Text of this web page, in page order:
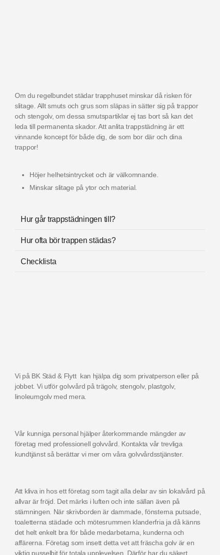
Om du regelbundet städar trapphuset minskar då risken för
slitage. Allt smuts och grus som släpas in sätter sig på trappor
och stengolv, om dessa smutspartiklar ej tas bort så kan det
leda till permanenta skador. Att anlita trappstädning är ett
vinnande koncept för både dig, de som bor där och dina
trappor!
Höjer helhetsintrycket och är välkomnande.
Minskar slitage på ytor och material.
Hur går trappstädningen till?
Hur ofta bör trappen städas?
Checklista
Vi på BK Städ & Flytt kan hjälpa dig som privatperson eller på
jobbet. Vi utför golvvård på trägolv, stengolv, plastgolv,
linoleumgolv med mera.
Vår kunniga personal hjälper återkommande mängder av
företag med professionell golvvård. Kontakta vår trevliga
kundtjänst så berättar vi mer om våra golvvårdsstjänster.
Att kliva in hos ett företag som tagit alla delar av sin lokalvård på
allvar är fröjd. Det märks i luften och inte sällan även på
stämningen. När skrivborden är dammade, fönsterna putsade,
toaletterna städade och mötesrummen klanderfria ja då känns
det helt enkelt bra för både medarbetarna, kunderna och
affärerna. Företag som insett detta vet att fräscha golv är en
viktig pusselbit för totala upplevelsen. Därför har du säkert